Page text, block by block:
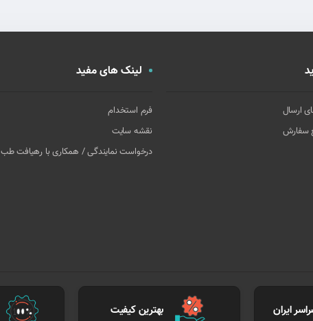
ارسال
سفارش
لینک های مفید
فرم استخدام
نقشه سایت
درخواست نمایندگی / همکاری با رهیافت طب
ایران بهترین کیفیت